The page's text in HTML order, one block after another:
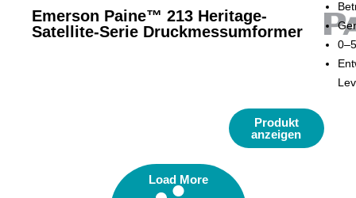
Emerson Paine™ 213 Heritage-
Satellite-Serie Druckmessumformer
Produkt
anzeigen
Load More